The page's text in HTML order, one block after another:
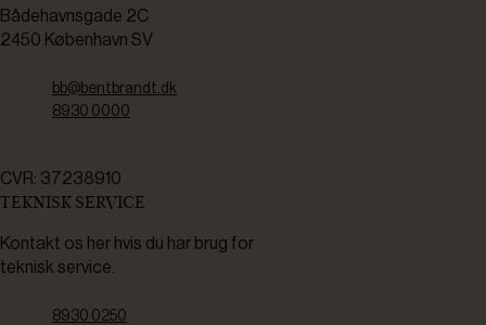
Bådehavnsgade 2C
2450 København SV
bb@bentbrandt.dk
8930 0000
CVR: 37238910
TEKNISK SERVICE
Kontakt os her hvis du har brug for
teknisk service.
8930 0250